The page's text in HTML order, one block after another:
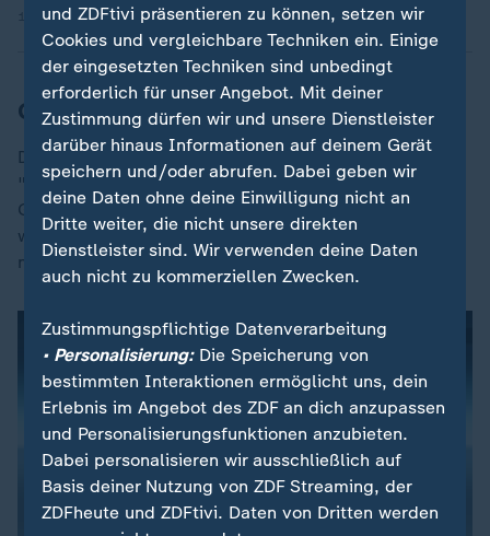
18.08.2025 | 1:26 min
Gewitter und Starkregen ab Mittwoch
Der Mittwoch und der Donnerstag werden laut DWD
"wechselhaft mit teils kräftigen Schauern und
Gewittern". Örtlich muss mit Starkregen gerechnet
werden. Für detaillierte Vorhersagen sei es allerdings
noch zu früh, sagte Tuschy.
und ZDFtivi präsentieren zu können, setzen wir
Cookies und vergleichbare Techniken ein. Einige
der eingesetzten Techniken sind unbedingt
erforderlich für unser Angebot. Mit deiner
Zustimmung dürfen wir und unsere Dienstleister
darüber hinaus Informationen auf deinem Gerät
speichern und/oder abrufen. Dabei geben wir
deine Daten ohne deine Einwilligung nicht an
Dritte weiter, die nicht unsere direkten
Dienstleister sind. Wir verwenden deine Daten
auch nicht zu kommerziellen Zwecken.
Zustimmungspflichtige Datenverarbeitung
• Personalisierung:Die Speicherung von
bestimmten Interaktionen ermöglicht uns, dein
Erlebnis im Angebot des ZDF an dich anzupassen
und Personalisierungsfunktionen anzubieten.
Dabei personalisieren wir ausschließlich auf
Basis deiner Nutzung von ZDF Streaming, der
ZDFheute und ZDFtivi. Daten von Dritten werden